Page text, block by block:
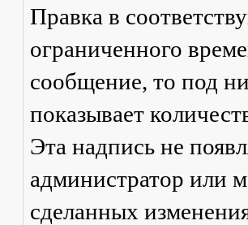
Правка в
ограниченного
сообщение, то под
показывает
Эта надпись не
администратор или
сделанных